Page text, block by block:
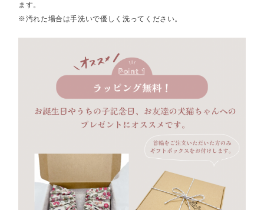
ます。
※汚れた場合は手洗いで優しく洗ってください。